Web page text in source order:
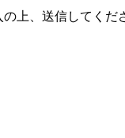
上、送信してくだ